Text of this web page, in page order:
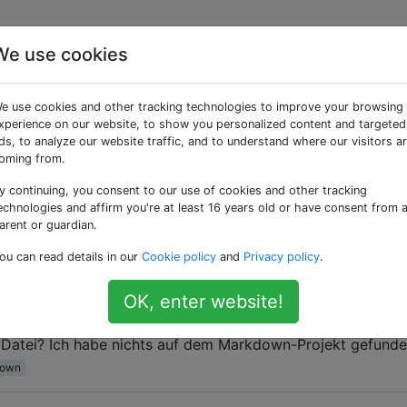
Fragen
mit dem nicht kompilierte, vom
verwendet werden?
Datei verwenden? Wenn das so ist, wie?
eines Kommentars in einer Markdown-Datei, z. B.
Ich habe nichts auf dem Markdown-Projekt
use cookies
use cookies and other tracking technologies to improve your browsing
on our website, to show you personalized content and targeted
to analyze our website traffic, and to understand where our visitors
from.
continuing, you consent to our use of cookies and other tracking
and affirm you're at least 16 years old or have consent from a
or guardian.
can read details in our Cookie policy and Privacy policy.
OK, enter website!